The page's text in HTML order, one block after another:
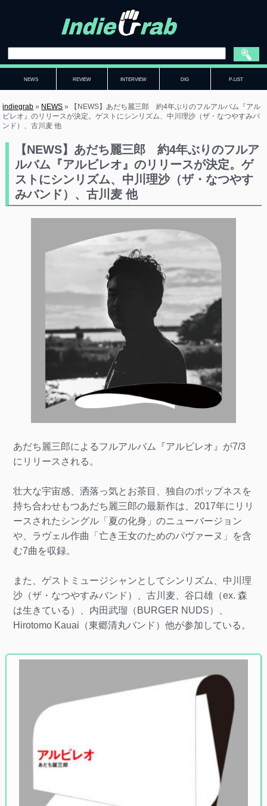
NEWS REVIEW INTERVIEW DIG P-LIST
indiegrab » NEWS »
【NEWS】あだち麗三郎 約4年ぶりのフルアルバム『アル
ビレオ』のリリースが決定。ゲストにシンリズム、中川理沙（ザ・なつやすみバ
ンド）、古川麦 他
【NEWS】あだち麗三郎 約4年ぶりのフルア
ルバム『アルビレオ』のリリースが決定。ゲ
ストにシンリズム、中川理沙（ザ・なつやす
みバンド）、古川麦 他
あだち麗三郎によるフルアルバム『アルビレオ』が7/3
にリリースされる。
壮大な宇宙感、洒落っ気とお茶目、独自のポップネスを
持ち合わせもつあだち麗三郎の最新作は、2017年にリリ
ースされたシングル「夏の化身」のニューバージョン
や、ラヴェル作曲「亡き王女のためのパヴァーヌ」を含
む7曲を収録。
また、ゲストミュージシャンとしてシンリズム、中川理
沙（ザ・なつやすみバンド）、古川麦、谷口雄（ex. 森
は生きている）、内田武瑠（BURGER NUDS）、
Hirotomo Kauai（東郷清丸バンド）他が参加している。